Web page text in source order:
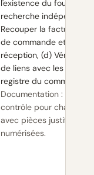
l'existence du
recherche
Recouper la facture
de commande et bon
réception, (d) Vérifier
de liens avec les
registre du commerce.
Documentation :
contrôle pour chaque
avec pièces
numérisées.